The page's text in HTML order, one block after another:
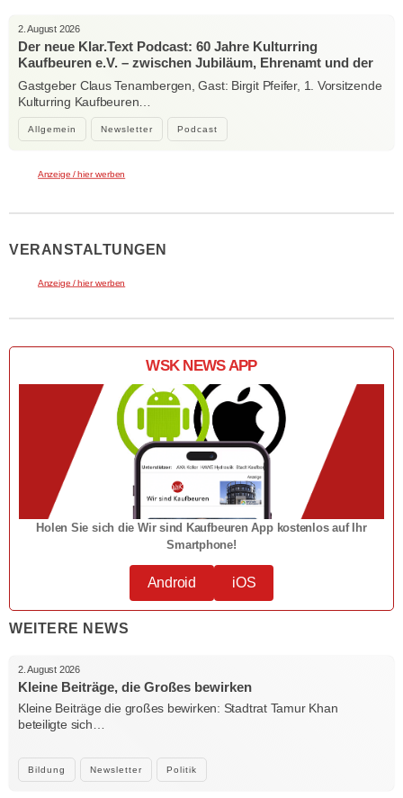
Allgemein Newsletter Podcast
2. August 2026
Der neue Klar.Text Podcast: 60 Jahre Kulturring
Kaufbeuren e.V. – zwischen Jubiläum, Ehrenamt und der
Kraft der Kultur
Gastgeber Claus Tenambergen, Gast: Birgit Pfeifer, 1. Vorsitzende
Kulturring Kaufbeuren…
Anzeige / hier werben
VERANSTALTUNGEN
Anzeige / hier werben
WSK NEWS APP
Holen Sie sich die Wir sind Kaufbeuren App kostenlos auf Ihr
Smartphone!
Android iOS
WEITERE NEWS
Bildung Newsletter Politik
2. August 2026
Kleine Beiträge, die Großes bewirken
Kleine Beiträge die großes bewirken: Stadtrat Tamur Khan
beteiligte sich…